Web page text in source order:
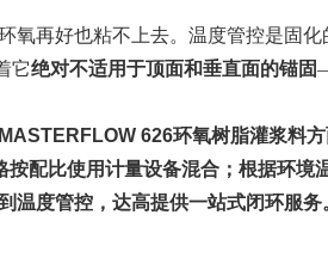
再好也粘不上去。温度管控是固
它绝对不适用于顶面和垂直面的锚固
626环氧树脂灌浆料
比使用计量设备混合；根据环境
度管控，达高提供一站式闭环服